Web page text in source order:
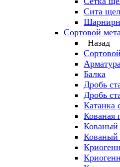
Сита
Сортовой
Назад
Балка
Дробь
Дробь
Катанка
Кованая
Кованый
Кованый